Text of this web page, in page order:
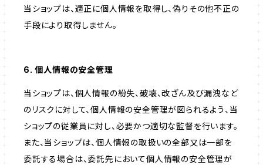
当ショップは、適正に個人情報を取得し、偽りその他不正の
手段により取得しません。
6. 個人情報の安全管理
当ショップは、個人情報の紛失、破壊、改ざん及び漏洩など
のリスクに対して、個人情報の安全管理が図られるよう、当
ショップの従業員に対し、必要かつ適切な監督を行います。
また、当ショップは、個人情報の取扱いの全部又は一部を
委託する場合は、委託先において個人情報の安全管理が